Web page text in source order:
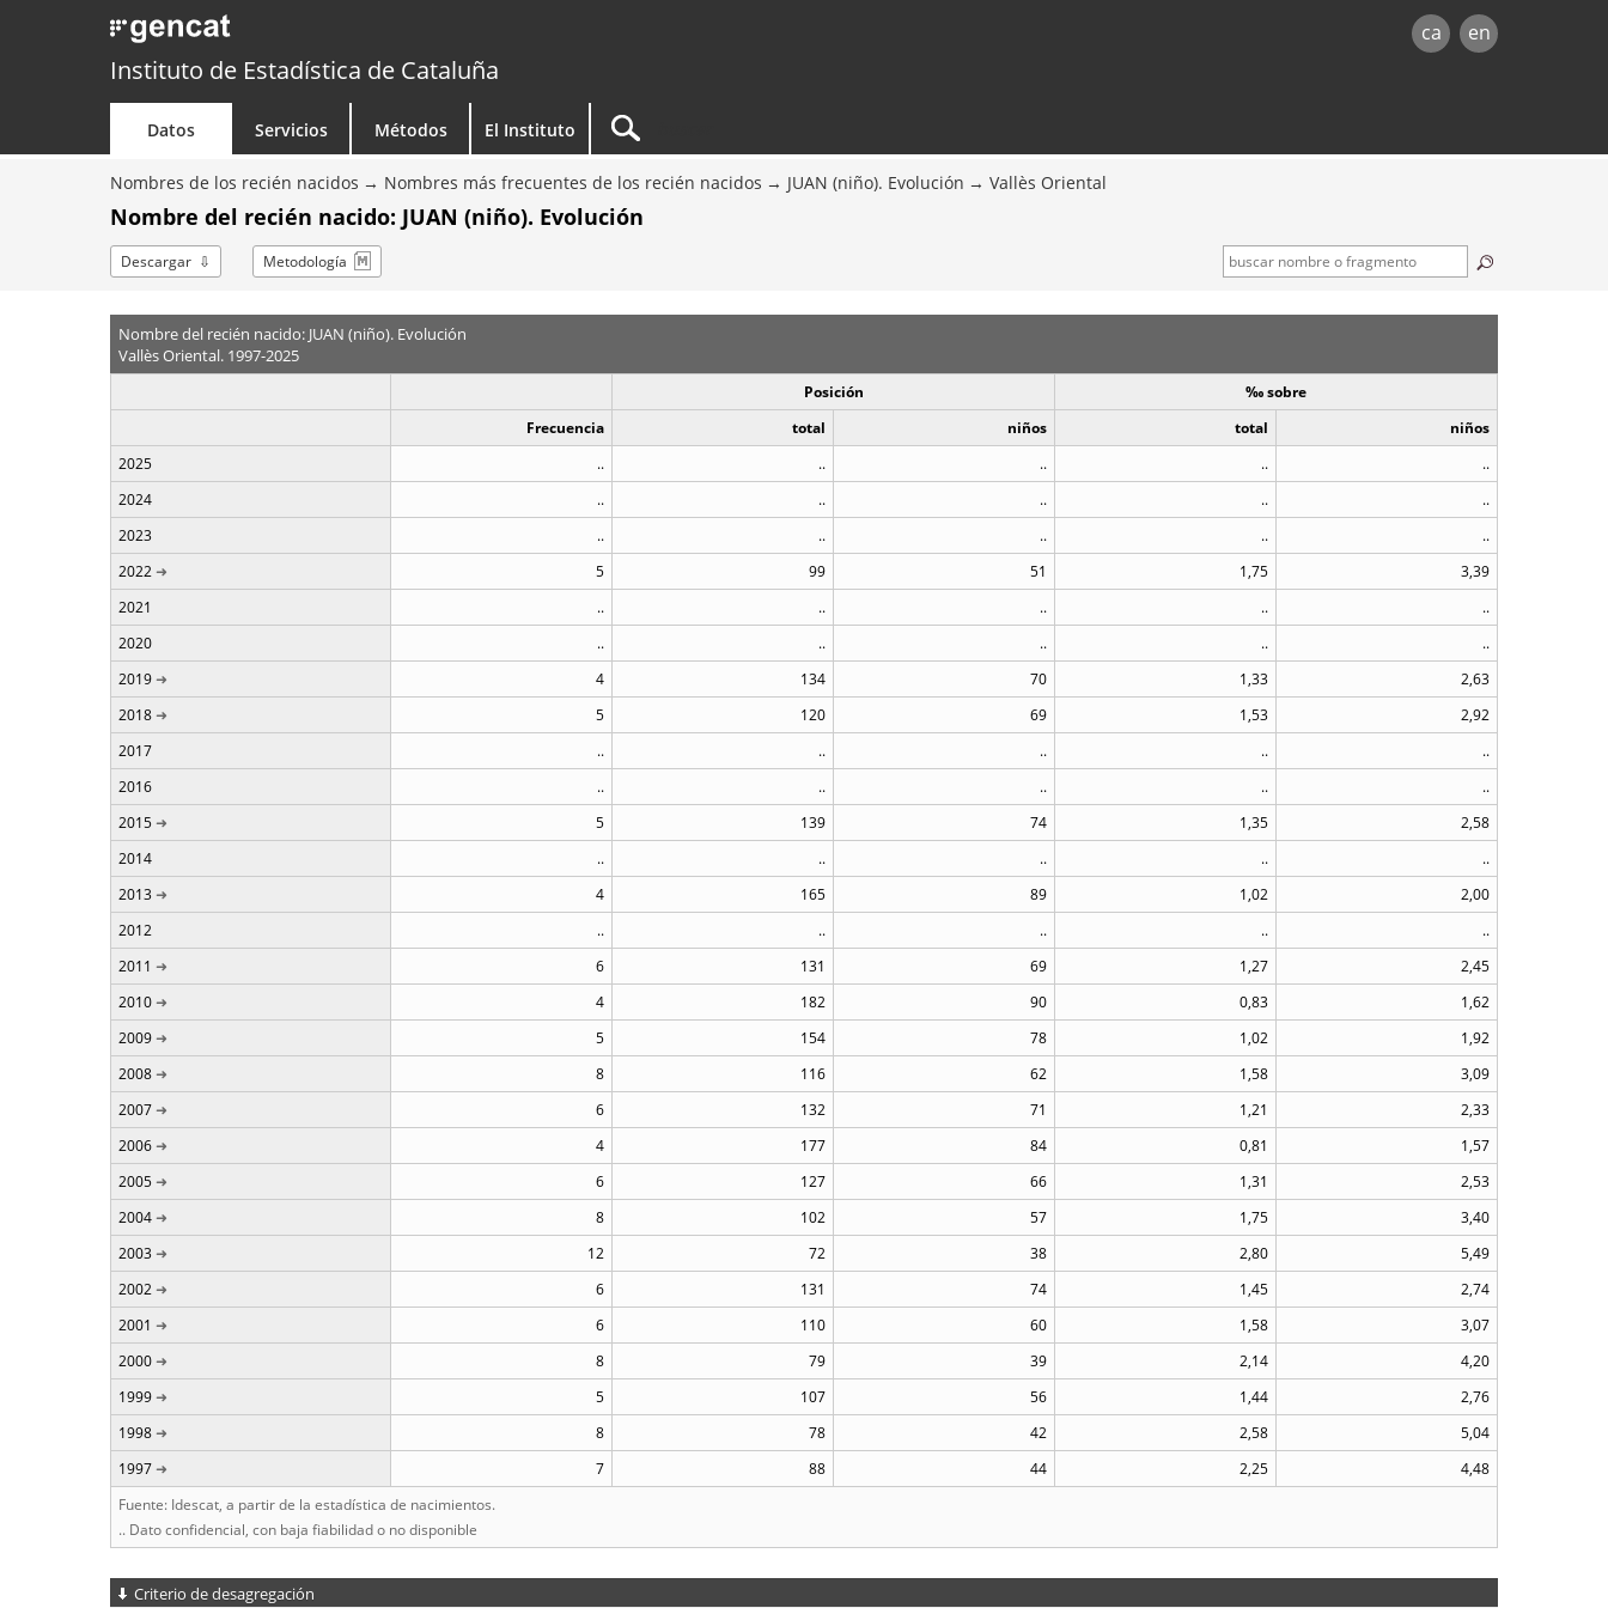
ca en
Instituto de Estadística de Cataluña
Datos Servicios Métodos El Instituto
Nombres de los recién nacidos Nombres más frecuentes de los recién nacidos JUAN (niño). Evolución Vallès Oriental
Nombre del recién nacido: JUAN (niño). Evolución
Descargar Metodología
Nombre del recién nacido: JUAN (niño). Evolución
Vallès Oriental. 1997-2025
Posición
‰ sobre
Frecuencia
total niños total
niños
2025
.. .. .. ..
..
2024
.. .. .. ..
..
2023
.. .. .. ..
..
2022
5 99 51 1,75
3,39
2021
.. .. .. ..
..
2020
.. .. .. ..
..
2019
4 134 70 1,33
2,63
2018
5 120 69 1,53
2,92
2017
.. .. .. ..
..
2016
.. .. .. ..
..
2015
5 139 74 1,35
2,58
2014
.. .. .. ..
..
2013
4 165 89 1,02
2,00
2012
.. .. .. ..
..
2011
6 131 69 1,27
2,45
2010
4 182 90 0,83
1,62
2009
5 154 78 1,02
1,92
2008
8 116 62 1,58
3,09
2007
6 132 71 1,21
2,33
2006
4 177 84 0,81
1,57
2005
6 127 66 1,31
2,53
2004
8 102 57 1,75
3,40
2003
12 72 38 2,80
5,49
2002
6 131 74 1,45
2,74
2001
6 110 60 1,58
3,07
2000
8 79 39 2,14
4,20
1999
5 107 56 1,44
2,76
1998
8 78 42 2,58
5,04
1997
7 88 44 2,25
4,48
Fuente: Idescat, a partir de la estadística de nacimientos.
.. Dato confidencial, con baja fiabilidad o no disponible
Criterio de desagregación